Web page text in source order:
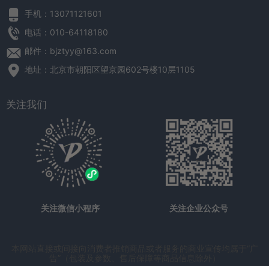
手机：13071121601
电话：010-64118180
邮件：bjztyy@163.com
地址：北京市朝阳区望京园602号楼10层1105
关注我们
关注微信小程序 关注企业公众号